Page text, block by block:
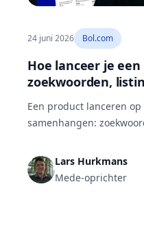
24 juni 2026 Bol.com
Hoe lanceer je
zoekwoorden,
Een product lanceren
samenhangen:
vergelijkt je
listing met de AI listing
fasen: agressief
Lars Hurkmans
Mede-oprichter